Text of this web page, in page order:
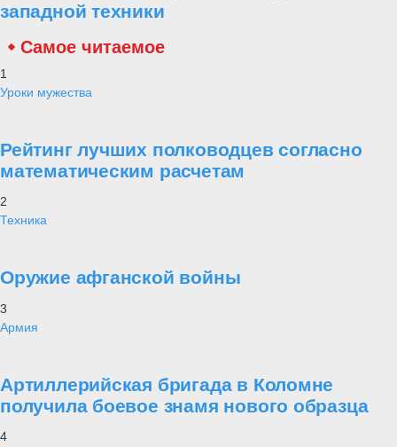
западной техники
Самое читаемое
1
Уроки мужества
Рейтинг лучших полководцев согласно
математическим расчетам
2
Техника
Оружие афганской войны
3
Армия
Артиллерийская бригада в Коломне
получила боевое знамя нового образца
4